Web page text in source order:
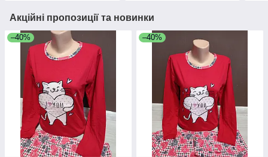
Акційні пропозиції та новинки
–40% –40%